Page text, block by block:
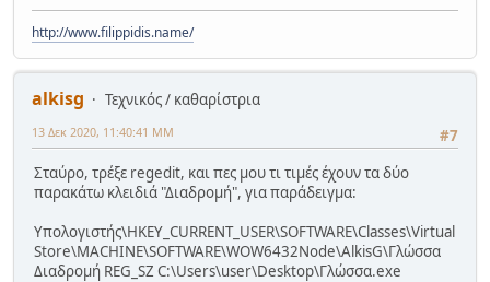
http://www.filippidis.name/
alkisg
Τεχνικός / καθαρίστρια
#7
13 Δεκ 2020, 11:40:41 ΜΜ
Σταύρο, τρέξε regedit, και πες μου τι τιμές έχουν τα δύο
παρακάτω κλειδιά "Διαδρομή", για παράδειγμα:
Υπολογιστής\HKEY_CURRENT_USER\SOFTWARE\Classes\Virtual
Store\MACHINE\SOFTWARE\WOW6432Node\AlkisG\Γλώσσα
Διαδρομή REG_SZ C:\Users\user\Desktop\Γλώσσα.exe